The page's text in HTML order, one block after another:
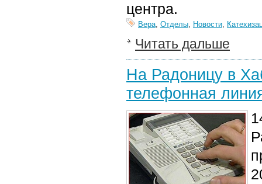
центра.
Вера, Отделы, Новости,
Читать дальше
На Радоницу в
телефонная